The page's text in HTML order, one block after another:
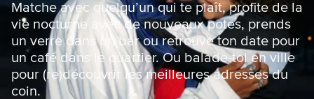
Matche avec quelqu’un qui te plaît, profite de la
vie nocturne avec de nouveaux potes, prends
un verre dans un bar ou retrouve ton date pour
un café dans le quartier. Ou balade-toi en ville
pour (re)découvrir les meilleures adresses du
coin.